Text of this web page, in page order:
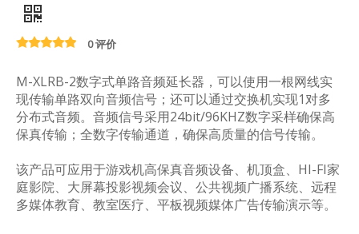
0 评价
M-XLRB-2数字式单路音频延长器，可以使用一根网线实
现传输单路双向音频信号；还可以通过交换机实现1对多
分布式音频。音频信号采用24bit/96KHZ数字采样确保高
保真传输；全数字传输通道，确保高质量的信号传输。
该产品可应用于游戏机高保真音频设备、机顶盒、HI-FI家
庭影院、大屏幕投影视频会议、公共视频广播系统、远程
多媒体教育、教室医疗、平板视频媒体广告传输演示等。